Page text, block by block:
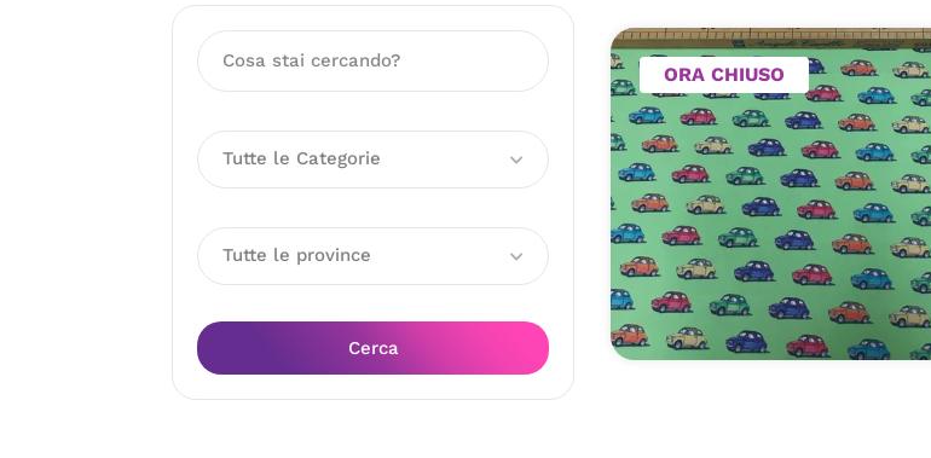
Tutte le Categorie
Tutte le province
Cerca
ORA CHIUSO